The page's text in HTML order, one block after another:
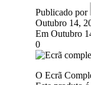
Publicado por
Outubro 14,
Em Outubro
0
O Ecrã